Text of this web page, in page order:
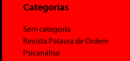
Categorias
Sem categoria
Revista Palavra de Ordem
Psicanálise